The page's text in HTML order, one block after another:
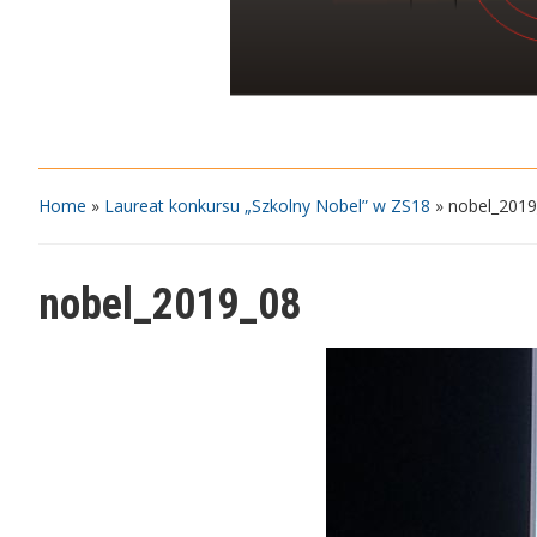
Home » Laureat konkursu „Szkolny Nobel” w ZS18 »
nobel_2019_08